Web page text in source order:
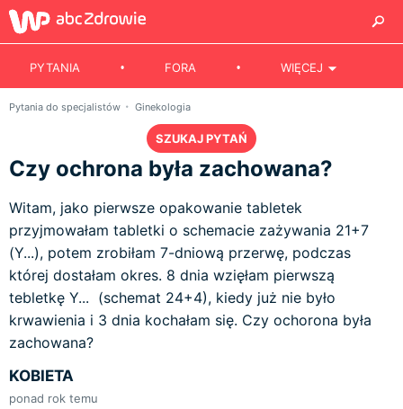
PYTANIA FORA WIĘCEJ
Pytania do specjalistów Ginekologia
SZUKAJ PYTAŃ
Czy ochrona była zachowana?
Witam, jako pierwsze opakowanie tabletek
przyjmowałam tabletki o schemacie zażywania 21+7
(Y...), potem zrobiłam 7-dniową przerwę, podczas
której dostałam okres. 8 dnia wzięłam pierwszą
tebletkę Y... (schemat 24+4), kiedy już nie było
krwawienia i 3 dnia kochałam się. Czy ochorona była
zachowana?
KOBIETA
ponad rok temu